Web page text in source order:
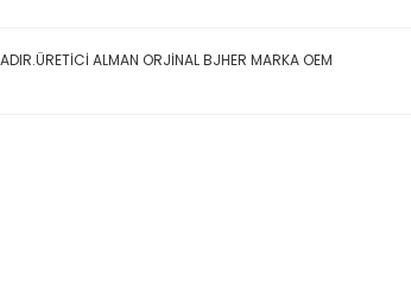
ALMAN ORJİNAL BJHER MARKA OEM